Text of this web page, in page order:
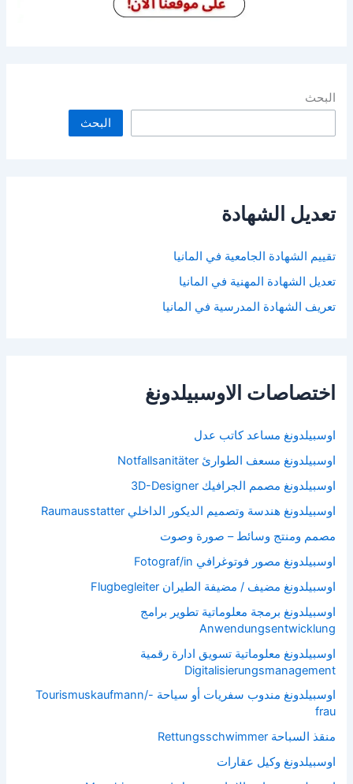
البحث
البحث
تعديل الشهادة
تقييم الشهادة الجامعية في المانيا
تعديل الشهادة المهنية في المانيا
تعريف الشهادة المدرسية في المانيا
اختصاصات الاوسبيلدونغ
اوسبيلدونغ مساعد كاتب عدل
اوسبيلدونغ مسعف الطوارئ Notfallsanitäter
اوسبيلدونغ مصمم الجرافيك 3D-Designer
اوسبيلدونغ هندسة وتصميم الديكور الداخلي Raumausstatter
مصمم ومنتج وسائط – صورة وصوت
اوسبيلدونغ مصور فوتوغرافي Fotograf/in
اوسبيلدونغ مضيف / مضيفة الطيران Flugbegleiter
اوسبيلدونغ برمجة معلوماتية تطوير برامج
Anwendungsentwicklung
اوسبيلدونغ معلوماتية تسويق ادارة رقمية
Digitalisierungsmanagement
اوسبيلدونغ مندوب سفريات أو سياحة Tourismuskaufmann/-
frau
منقذ السباحة Rettungsschwimmer
اوسبيلدونغ وكيل عقارات